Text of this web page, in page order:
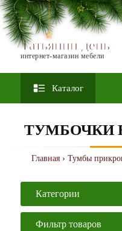
Татьянин день
интернет-магазин мебели
Каталог
ТУМБОЧКИ
Главная› Тумбы
Категории
Фильтр товаров